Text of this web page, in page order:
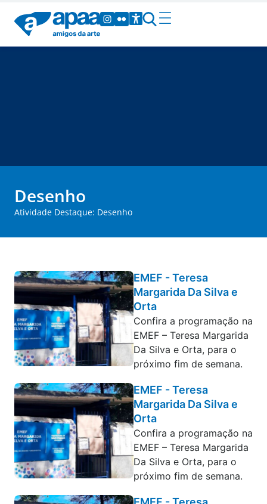
Desenho
Atividade Destaque: Desenho
EMEF - Teresa
Margarida Da Silva e
Orta
Confira a programação na
EMEF – Teresa Margarida
Da Silva e Orta, para o
próximo fim de semana.
EMEF - Teresa
Margarida Da Silva e
Orta
Confira a programação na
EMEF – Teresa Margarida
Da Silva e Orta, para o
próximo fim de semana.